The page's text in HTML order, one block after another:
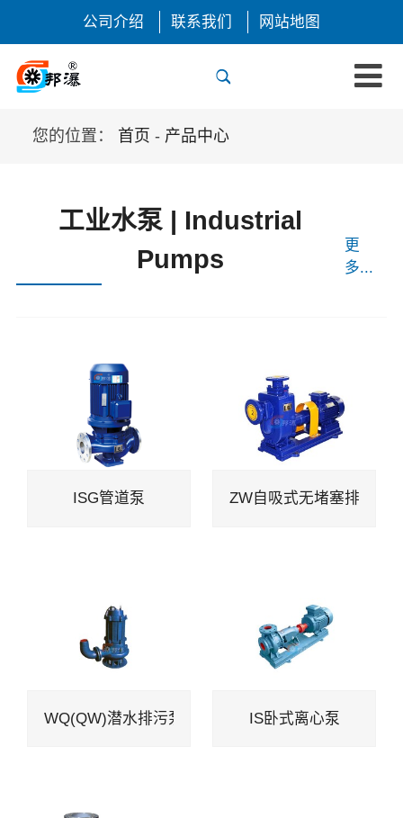
公司介绍 联系我们 网站地图
您的位置： 首页 - 产品中心
工业水泵 | Industrial
Pumps
更
多...
ISG管道泵 ZW自吸式无堵塞排污泵
WQ(QW)潜水排污泵 IS卧式离心泵